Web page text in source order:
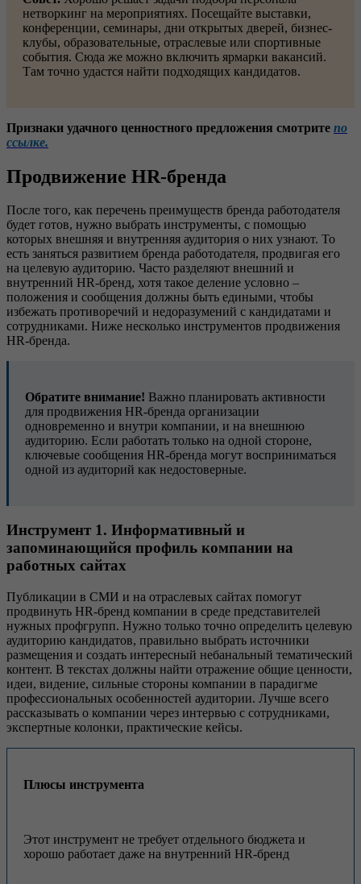
нетворкинг на мероприятиях. Посещайте выставки,
конференции, семинары, дни открытых дверей, бизнес-
клубы, образовательные, отраслевые или спортивные
события. Сюда же можно включить ярмарки вакансий.
Там точно удастся найти подходящих кандидатов.
Признаки удачного ценностного предложения смотрите по
ссылке.
Продвижение HR-бренда
После того, как перечень преимуществ бренда работодателя
будет готов, нужно выбрать инструменты, с помощью
которых внешняя и внутренняя аудитория о них узнают. То
есть заняться развитием бренда работодателя, продвигая его
на целевую аудиторию. Часто разделяют внешний и
внутренний HR-бренд, хотя такое деление условно –
положения и сообщения должны быть едиными, чтобы
избежать противоречий и недоразумений с кандидатами и
сотрудниками. Ниже несколько инструментов продвижения
HR-бренда.
Обратите внимание! Важно планировать активности
для продвижения HR-бренда организации
одновременно и внутри компании, и на внешнюю
аудиторию. Если работать только на одной стороне,
ключевые сообщения HR-бренда могут восприниматься
одной из аудиторий как недостоверные.
Инструмент 1. Информативный и
запоминающийся профиль компании на
работных сайтах
Публикации в СМИ и на отраслевых сайтах помогут
продвинуть HR-бренд компании в среде представителей
нужных профгрупп. Нужно только точно определить целевую
аудиторию кандидатов, правильно выбрать источники
размещения и создать интересный небанальный тематический
контент. В текстах должны найти отражение общие ценности,
идеи, видение, сильные стороны компании в парадигме
профессиональных особенностей аудитории. Лучше всего
рассказывать о компании через интервью с сотрудниками,
экспертные колонки, практические кейсы.
Плюсы инструмента
Этот инструмент не требует отдельного бюджета и
хорошо работает даже на внутренний HR-бренд